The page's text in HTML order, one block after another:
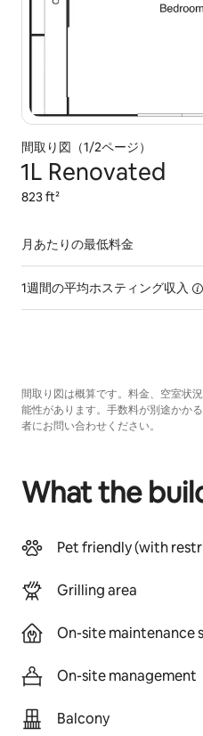
間取り図（1/2ページ）
1L Renovated
823 ft²
月あたりの最低料金
1週間の平均ホスティング収入
間取り図は概算です。料金、空室状
能性があります。手数料が別途かか
者にお問い合わせください。
What the
Pet friendly (with
Grilling area
On-site maintenance
On-site management
Balcony